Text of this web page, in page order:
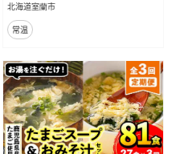
北海道室蘭市
常温